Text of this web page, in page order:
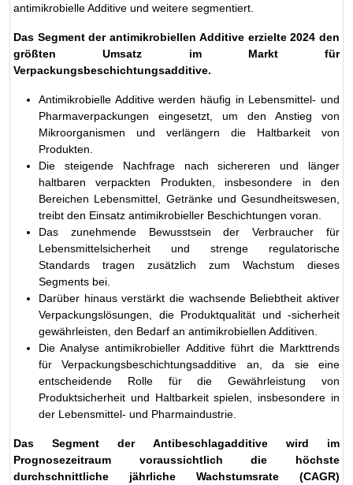
antimikrobielle Additive und weitere segmentiert.
Das Segment der antimikrobiellen Additive erzielte 2024 den
größten Umsatz im Markt für
Verpackungsbeschichtungsadditive.
Antimikrobielle Additive werden häufig in Lebensmittel- und
Pharmaverpackungen eingesetzt, um den Anstieg von
Mikroorganismen und verlängern die Haltbarkeit von
Produkten.
Die steigende Nachfrage nach sichereren und länger
haltbaren verpackten Produkten, insbesondere in den
Bereichen Lebensmittel, Getränke und Gesundheitswesen,
treibt den Einsatz antimikrobieller Beschichtungen voran.
Das zunehmende Bewusstsein der Verbraucher für
Lebensmittelsicherheit und strenge regulatorische
Standards tragen zusätzlich zum Wachstum dieses
Segments bei.
Darüber hinaus verstärkt die wachsende Beliebtheit aktiver
Verpackungslösungen, die Produktqualität und -sicherheit
gewährleisten, den Bedarf an antimikrobiellen Additiven.
Die Analyse antimikrobieller Additive führt die Markttrends
für Verpackungsbeschichtungsadditive an, da sie eine
entscheidende Rolle für die Gewährleistung von
Produktsicherheit und Haltbarkeit spielen, insbesondere in
der Lebensmittel- und Pharmaindustrie.
Das Segment der Antibeschlagadditive wird im
Prognosezeitraum voraussichtlich die höchste
durchschnittliche jährliche Wachstumsrate (CAGR)